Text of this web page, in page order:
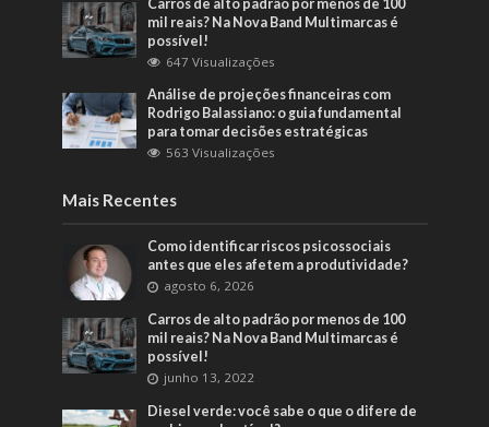
Carros de alto padrão por menos de 100
mil reais? Na Nova Band Multimarcas é
possível!
647 Visualizações
Análise de projeções financeiras com
Rodrigo Balassiano: o guia fundamental
para tomar decisões estratégicas
563 Visualizações
Mais Recentes
Como identificar riscos psicossociais
antes que eles afetem a produtividade?
agosto 6, 2026
Carros de alto padrão por menos de 100
mil reais? Na Nova Band Multimarcas é
possível!
junho 13, 2022
Diesel verde: você sabe o que o difere de